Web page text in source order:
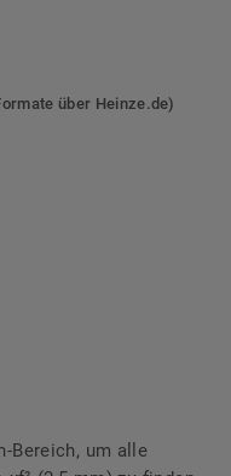
über Heinze.de)
Bereich, um alle